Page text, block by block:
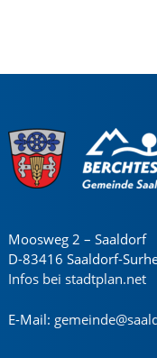
Moosweg 2 – Saaldorf
D-83416 Saaldorf-
Infos bei stadtplan.net
E-Mail: